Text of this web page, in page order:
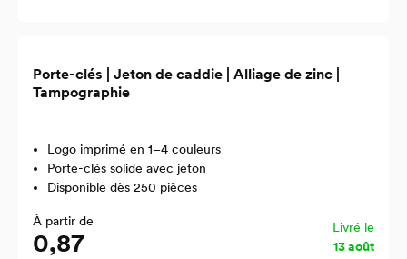
Porte-clés | Jeton de caddie | Alliage de zinc |
Tampographie
Logo imprimé en 1–4 couleurs
Porte-clés solide avec jeton
Disponible dès 250 pièces
À partir de
0,87
Livré le
13 août